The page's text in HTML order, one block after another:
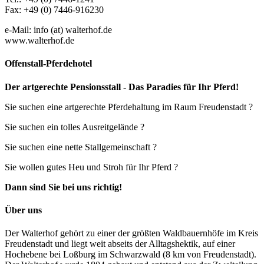
Fax: +49 (0) 7446-916230
e-Mail: info (at) walterhof.de
www.walterhof.de
Offenstall-Pferdehotel
Der artgerechte Pensionsstall - Das Paradies für Ihr Pferd!
Sie suchen eine artgerechte Pferdehaltung im Raum Freudenstadt ?
Sie suchen ein tolles Ausreitgelände ?
Sie suchen eine nette Stallgemeinschaft ?
Sie wollen gutes Heu und Stroh für Ihr Pferd ?
Dann sind Sie bei uns richtig!
Über uns
Der Walterhof gehört zu einer der größten Waldbauernhöfe im Kreis
Freudenstadt und liegt weit abseits der Alltagshektik, auf einer
Hochebene bei Loßburg im Schwarzwald (8 km von Freudenstadt).